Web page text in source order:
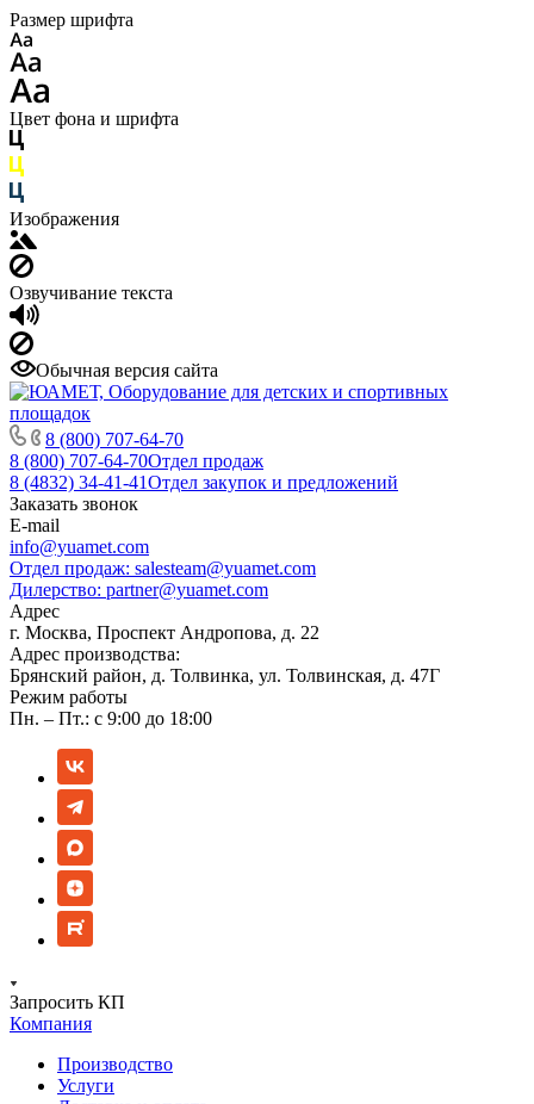
Размер шрифта
Цвет фона и шрифта
Изображения
Озвучивание текста
Обычная версия сайта
8 (800) 707-64-70
8 (800) 707-64-70Отдел продаж
8 (4832) 34-41-41Отдел закупок и предложений
Заказать звонок
E-mail
info@yuamet.com
Отдел продаж: salesteam@yuamet.com
Дилерство: partner@yuamet.com
Адрес
г. Москва, Проспект Андропова, д. 22
Адрес производства:
Брянский район, д. Толвинка, ул. Толвинская, д. 47Г
Режим работы
Пн. – Пт.: с 9:00 до 18:00
Запросить КП
Компания
Производство
Услуги